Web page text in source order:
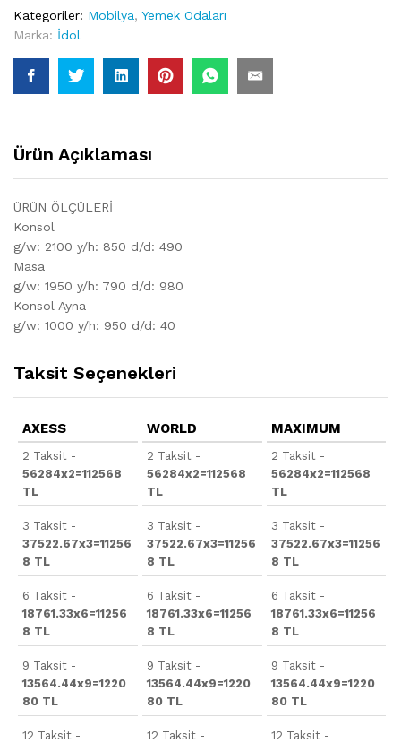
Kategoriler: Mobilya, Yemek Odaları
Marka: İdol
Ürün Açıklaması
ÜRÜN ÖLÇÜLERİ
Konsol
g/w: 2100 y/h: 850 d/d: 490
Masa
g/w: 1950 y/h: 790 d/d: 980
Konsol Ayna
g/w: 1000 y/h: 950 d/d: 40
Taksit Seçenekleri
AXESS
2 Taksit -
56284x2=112568
TL
3 Taksit -
37522.67x3=11256
8 TL
6 Taksit -
18761.33x6=11256
8 TL
9 Taksit -
13564.44x9=1220
80 TL
12 Taksit -
WORLD
2 Taksit -
56284x2=112568
TL
3 Taksit -
37522.67x3=11256
8 TL
6 Taksit -
18761.33x6=11256
8 TL
9 Taksit -
13564.44x9=1220
80 TL
12 Taksit -
MAXIMUM
2 Taksit -
56284x2=112568
TL
3 Taksit -
37522.67x3=11256
8 TL
6 Taksit -
18761.33x6=11256
8 TL
9 Taksit -
13564.44x9=1220
80 TL
12 Taksit -